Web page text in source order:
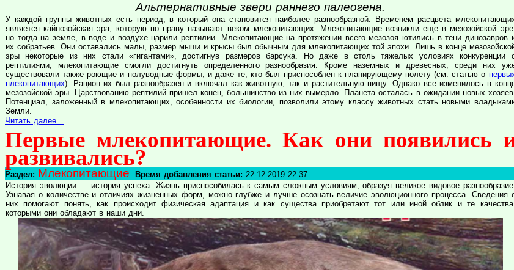
Альтернативные звери раннего палеогена.
У каждой группы животных есть период, в который она становится наиболее разнообразной. Временем расцвета
является кайнозойская эра, которую по праву называют веком млекопитающих. Млекопитающие возникли еще в мезозойской
но тогда на земле, в воде и воздухе царили рептилии. Млекопитающие на протяжении всего мезозоя ютились в тени динозавров
их собратьев. Они оставались малы, размер мыши и крысы был обычным для млекопитающих той эпохи. Лишь в конце
эры некоторые из них стали «гигантами», достигнув размеров барсука. Но даже в столь тяжелых условиях конкуренции
рептилиями, млекопитающие смогли достигнуть определенного разнообразия. Кроме наземных и древесных, среди них
существовали также роющие и полуводные формы, и даже те, кто был приспособлен к планирующему полету (см. статью о
плекопитающих). Рацион их был разнообразен и включал как животную, так и растительную пищу. Однако все изменилось в
мезозойской эры. Царствованию рептилий пришел конец, большинство из них вымерло. Планета осталась в ожидании новых
Потенциал, заложенный в млекопитающих, особенности их биологии, позволили этому классу животных стать новыми
Земли.
Читать далее...
Первые млекопитающие. Как они появились
развивались?
Раздел: Млекопитающие. Время добавления статьи: 22-12-2019 22:37
История эволюции — история успеха. Жизнь приспособилась к самым сложным условиям, образуя великое видовое
Узнавая о количестве и отличиях жизненных форм, можно глубже и лучше осознать величие эволюционного процесса. Сведения
них помогают понять, как происходит физическая адаптация и как существа приобретают тот или иной облик и те
которыми они обладают в наши дни.